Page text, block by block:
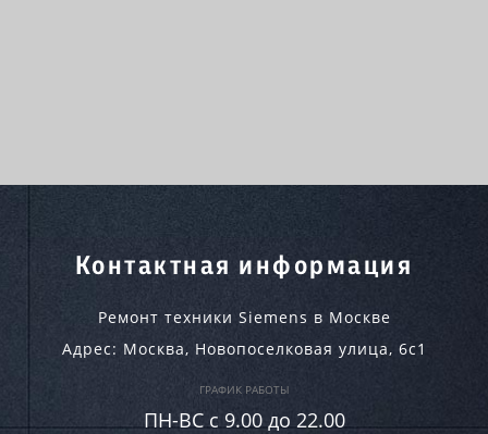
Контактная информация
Ремонт техники Siemens в Москве
Адрес: Москва, Новопоселковая улица, 6с1
ГРАФИК РАБОТЫ
ПН-ВC c 9.00 до 22.00